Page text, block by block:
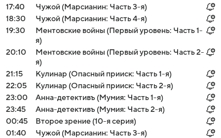
17:40
Чужой (Марсианин: Часть 3-я)
18:30
Чужой (Марсианин: Часть 4-я)
19:30
Ментовские войны (Первый уровень: Часть 1-
я)
20:10
Ментовские войны (Первый уровень: Часть 2-
я)
21:15
Кулинар (Опасный прииск: Часть 1-я)
22:05
Кулинар (Опасный прииск: Часть 2-я)
23:00
Анна-детективъ (Мумия: Часть 1-я)
23:45
Анна-детективъ (Мумия: Часть 2-я)
00:45
Второе зрение (10-я серия)
01:40
Чужой (Марсианин: Часть 3-я)